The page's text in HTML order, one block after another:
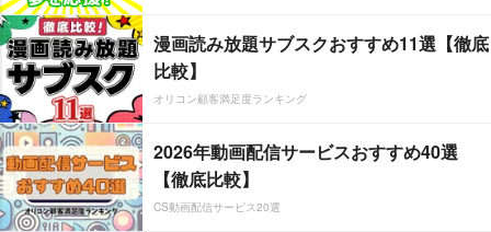
漫画読み放題サブスクおすすめ11選【徹底
比較】
オリコン顧客満足度ランキング
2026年動画配信サービスおすすめ40選
【徹底比較】
CS動画配信サービス20選